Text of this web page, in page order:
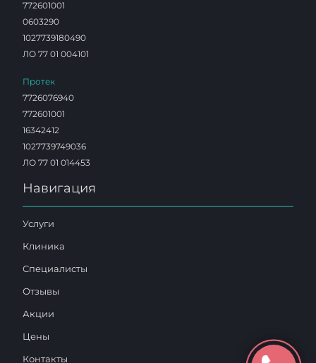
772601001
0603290
1027739180490
ЛО 77 01 004101
Протек
7726076940
772601001
16342412
1027739749036
ЛО 77 01 014453
Навигация
Услуги
Клиника
Специалисты
Отзывы
Акции
Цены
Контакты